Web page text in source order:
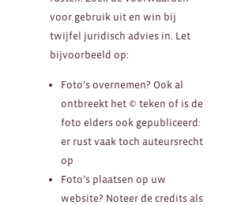
voor gebruik uit en win bij
twijfel juridisch advies in. Let
bijvoorbeeld op:
Foto’s overnemen? Ook al
ontbreekt het © teken of is de
foto elders ook gepubliceerd:
er rust vaak toch auteursrecht
op
Foto’s plaatsen op uw
website? Noteer de credits als